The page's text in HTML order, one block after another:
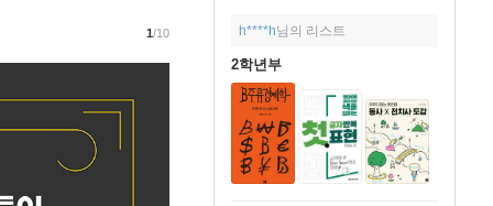
h****h님의 리스트
2학년부
1/10